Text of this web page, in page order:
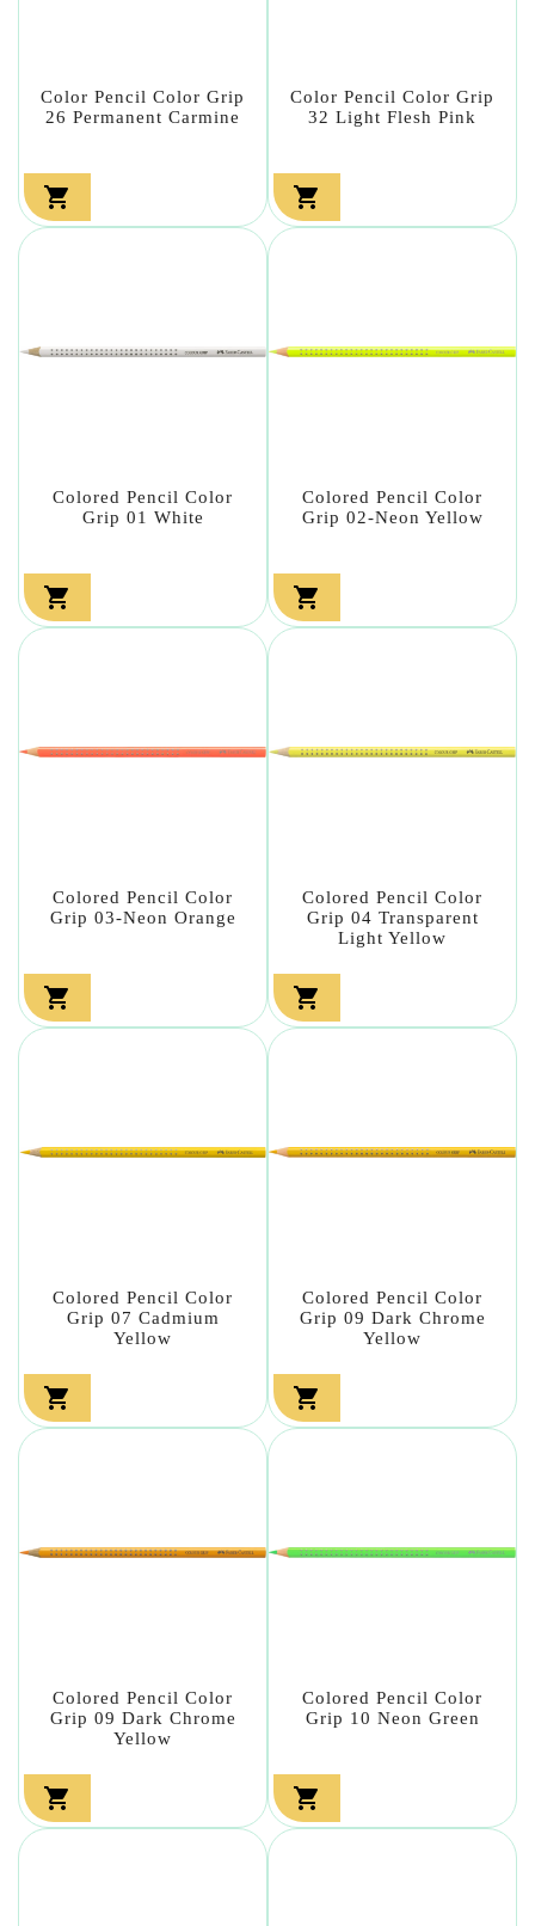
Color Pencil Color Grip
26 Permanent Carmine

Color Pencil Color Grip
32 Light Flesh Pink

Colored Pencil Color
Grip 01 White

Colored Pencil Color
Grip 02-Neon Yellow

Colored Pencil Color
Grip 03-Neon Orange

Colored Pencil Color
Grip 04 Transparent
Light Yellow

Colored Pencil Color
Grip 07 Cadmium
Yellow

Colored Pencil Color
Grip 09 Dark Chrome
Yellow

Colored Pencil Color
Grip 09 Dark Chrome
Yellow

Colored Pencil Color
Grip 10 Neon Green
